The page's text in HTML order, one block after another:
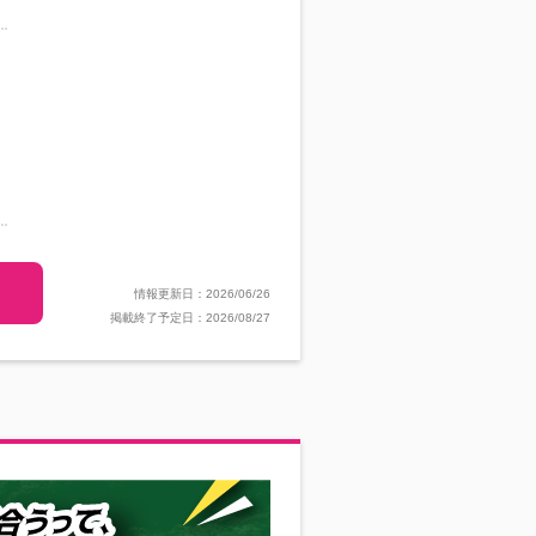
情報更新日：2026/06/26
掲載終了予定日：2026/08/27